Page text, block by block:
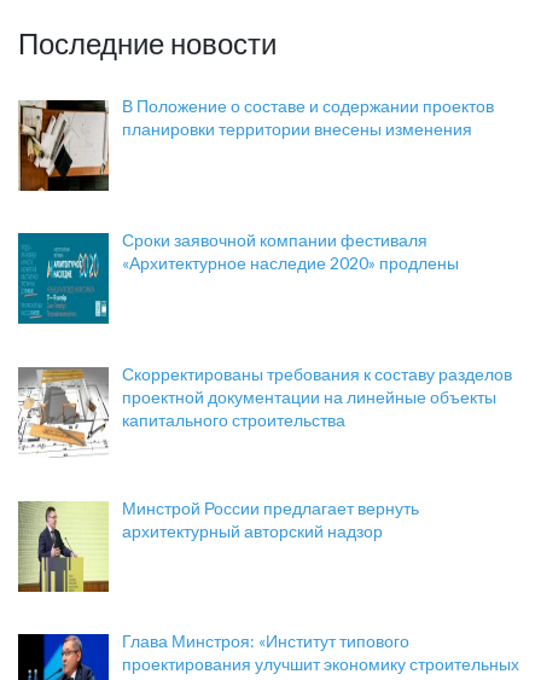
Последние новости
В Положение о составе и содержании проектов
планировки территории внесены изменения
Сроки заявочной компании фестиваля
«Архитектурное наследие 2020» продлены
Скорректированы требования к составу разделов
проектной документации на линейные объекты
капитального строительства
Минстрой России предлагает вернуть
архитектурный авторский надзор
Глава Минстроя: «Институт типового
проектирования улучшит экономику строительных